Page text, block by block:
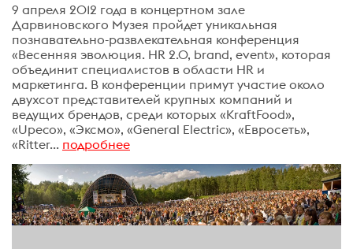
9 апреля 2012 года в концертном зале
Дарвиновского Музея пройдет уникальная
познавательно-развлекательная конференция
«Весенняя эволюция. HR 2.0, brand, event», которая
объединит специалистов в области HR и
маркетинга. В конференции примут участие около
двухсот представителей крупных компаний и
ведущих брендов, среди которых «KraftFood»,
«Upeco», «Эксмо», «General Electric», «Евросеть»,
«Ritter... подробнее